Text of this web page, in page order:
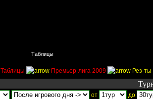
Таблицы
Таблицы Премьер-лига 2009 Рез-ты
от до